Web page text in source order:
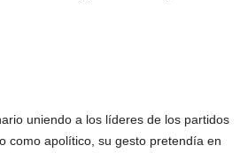
uniendo a los líderes de los partidos
como apolítico, su gesto pretendía en